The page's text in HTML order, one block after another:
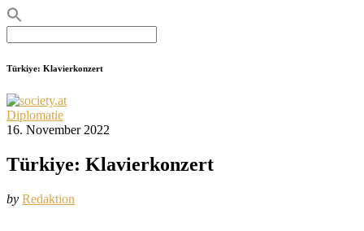
for:
Türkiye: Klavierkonzert
Diplomatie
16. November 2022
Türkiye: Klavierkonzert
by Redaktion